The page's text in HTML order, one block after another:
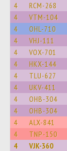
4 RCM-268
4 VTM-104
4 OHL-710
4 VHJ-111
4 VOX-701
4 HKX-144
4 TLU-627
4 UKV-411
4 OHB-304
4 OHB-304
4 ALX-841
4 TNP-150
4 VJK-360